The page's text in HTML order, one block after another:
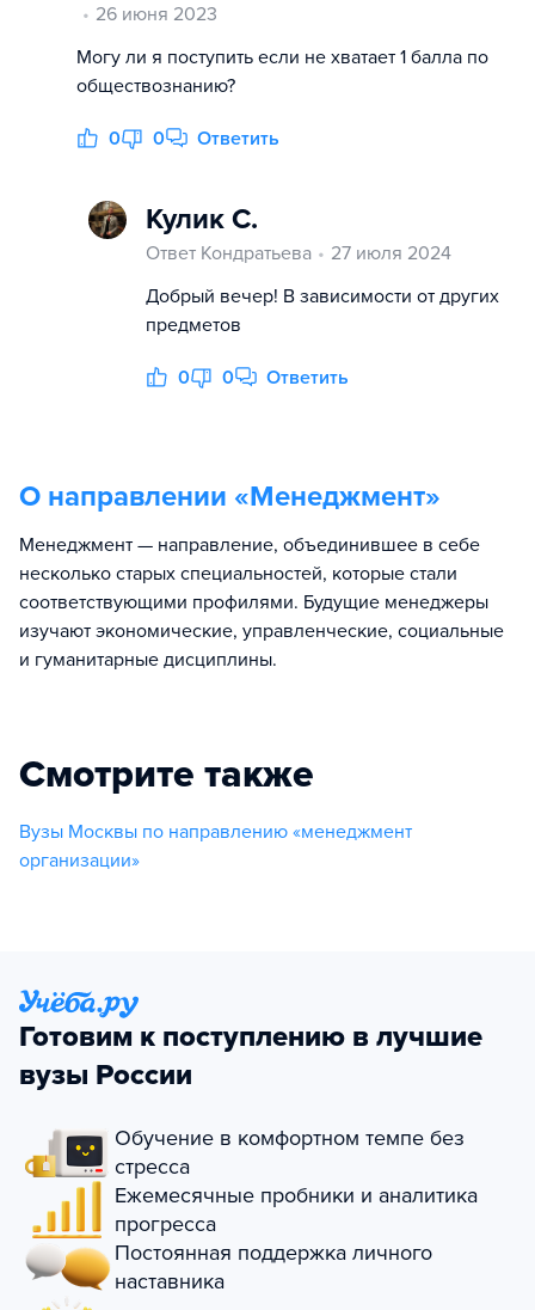
26 июня 2023
Могу ли я поступить если не хватает 1 балла по
обществознанию?
0 0 Ответить
Кулик С.
Ответ Кондратьева
27 июля 2024
Добрый вечер! В зависимости от других
предметов
0 0 Ответить
О направлении «Менеджмент»
Менеджмент — направление, объединившее в себе
несколько старых специальностей, которые стали
соответствующими профилями. Будущие менеджеры
изучают экономические, управленческие, социальные
и гуманитарные дисциплины.
Смотрите также
Вузы Москвы по направлению «менеджмент
организации»
Готовим к поступлению в лучшие
вузы России
Обучение в комфортном темпе без
стресса
Ежемесячные пробники и аналитика
прогресса
Постоянная поддержка личного
наставника